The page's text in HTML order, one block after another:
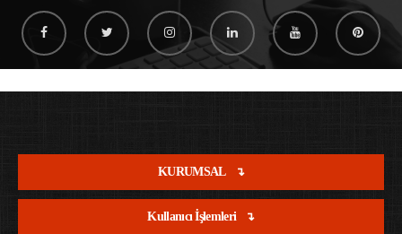
KURUMSAL
Kullanıcı İşlemleri